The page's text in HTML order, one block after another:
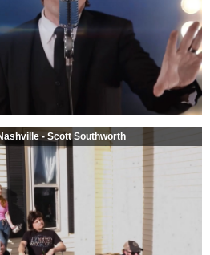
- Scott Southworth